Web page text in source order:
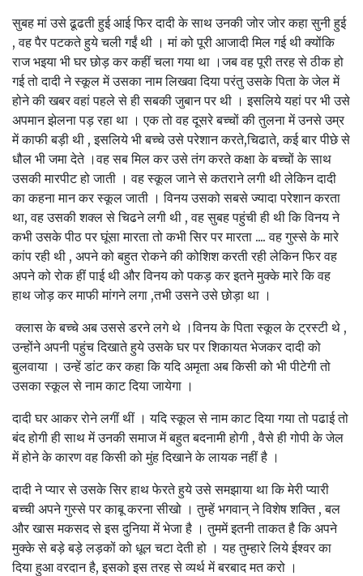
सुबह मां उसे ढूढती हुई आई फिर दादी के साथ उनकी जोर जोर कहा सुनी हुई
, वह पैर पटकते हुये चली गईं थी । मां को पूरी आजादी मिल गई थी क्योंकि
राज भइया भी घर छोड़ कर कहीं चला गया था ।जब वह पूरी तरह से ठीक हो
गई तो दादी ने स्कूल में उसका नाम लिखवा दिया परंतु उसके पिता के जेल में
होने की खबर वहां पहले से ही सबकी जुबान पर थी । इसलिये यहां पर भी उसे
अपमान झेलना पड़ रहा था । एक तो वह दूसरे बच्चों की तुलना में उनसे उम्र
में काफी बड़ी थी , इसलिये भी बच्चे उसे परेशान करते,चिढाते, कई बार पीछे से
धौल भी जमा देते ।वह सब मिल कर उसे तंग करते कक्षा के बच्चों के साथ
उसकी मारपीट हो जाती । वह स्कूल जाने से कतराने लगी थी लेकिन दादी
का कहना मान कर स्कूल जाती । विनय उसको सबसे ज्यादा परेशान करता
था, वह उसकी शक्ल से चिढने लगी थी , वह सुबह पहुंची ही थी कि विनय ने
कभी उसके पीठ पर घूंसा मारता तो कभी सिर पर मारता .... वह गुस्से के मारे
कांप रही थी , अपने को बहुत रोकने की कोशिश करती रही लेकिन फिर वह
अपने को रोक हीं पाई थी और विनय को पकड़ कर इतने मुक्के मारे कि वह
हाथ जोड़ कर माफी मांगने लगा ,तभी उसने उसे छोड़ा था ।
क्लास के बच्चे अब उससे डरने लगे थे ।विनय के पिता स्कूल के ट्रस्टी थे ,
उन्होंने अपनी पहुंच दिखाते हुये उसके घर पर शिकायत भेजकर दादी को
बुलवाया । उन्हें डांट कर कहा कि यदि अमृता अब किसी को भी पीटेगी तो
उसका स्कूल से नाम काट दिया जायेगा ।
दादी घर आकर रोने लगीं थीं । यदि स्कूल से नाम काट दिया गया तो पढाई तो
बंद होगी ही साथ में उनकी समाज में बहुत बदनामी होगी , वैसे ही गोपी के जेल
में होने के कारण वह किसी को मुंह दिखाने के लायक नहीं है ।
दादी ने प्यार से उसके सिर हाथ फेरते हुये उसे समझाया था कि मेरी प्यारी
बच्ची अपने गुस्से पर काबू करना सीखो । तुम्हें भगवान् ने विशेष शक्ति , बल
और खास मकसद से इस दुनिया में भेजा है । तुममें इतनी ताकत है कि अपने
मुक्के से बड़े बड़े लड़कों को धूल चटा देती हो । यह तुम्हारे लिये ईश्वर का
दिया हुआ वरदान है, इसको इस तरह से व्यर्थ में बरबाद मत करो ।